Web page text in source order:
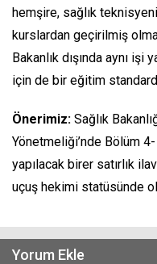
hemşire, sağlık
kurslardan geçirilmiş
Bakanlık dışında aynı
için de bir eğitim
Önerimiz: Sağlık
Yönetmeliği’nde Bölüm
yapılacak birer satırlık
uçuş hekimi statüsünde
Yorum Ekle